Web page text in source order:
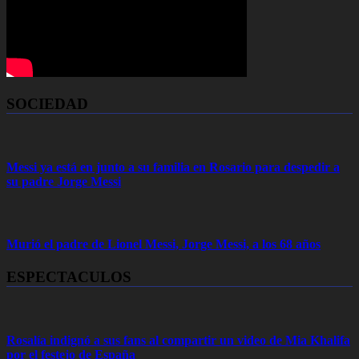
SOCIEDAD
Messi ya está en junto a su familia en Rosario para despedir a
su padre Jorge Messi
Murió el padre de Lionel Messi, Jorge Messi, a los 68 años
ESPECTACULOS
Rosalía indignó a sus fans al compartir un video de Mia Khalifa
por el festejo de España